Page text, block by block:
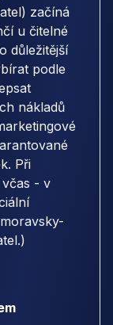
začíná
u čitelné
důležitější
podle
nákladů
Při
včas - v